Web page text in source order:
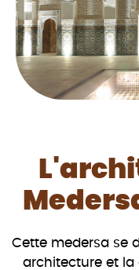
Cette medersa se
architecture et la